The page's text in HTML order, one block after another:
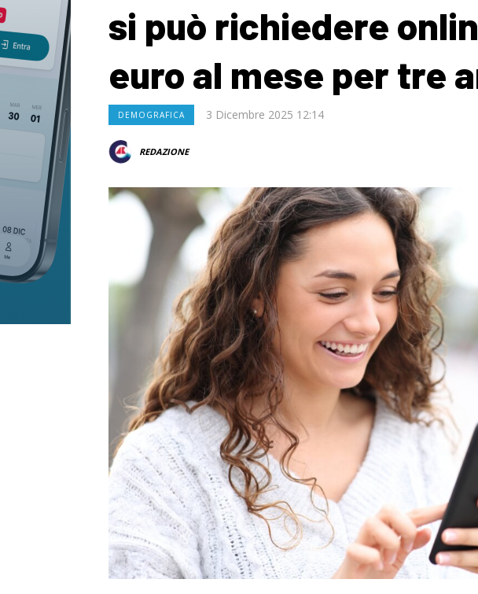
si può richiedere
euro al mese per tre
DEMOGRAFICA 3 Dicembre 2025 12:14
REDAZIONE